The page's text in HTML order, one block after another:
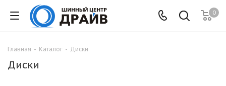
0
Главная - Каталог - Диски
Диски